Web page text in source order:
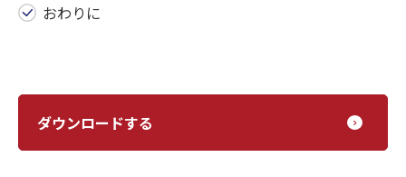
おわりに
ダウンロードする